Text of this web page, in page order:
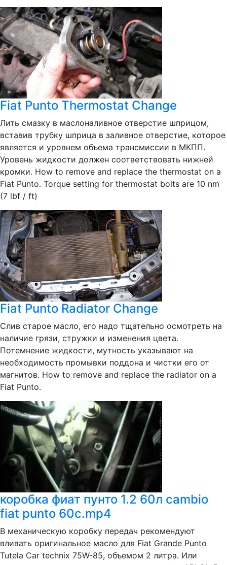
Fiat Punto Thermostat Change
Лить смазку в маслоналивное отверстие шприцом,
вставив трубку шприца в заливное отверстие, которое
является и уровнем объема трансмиссии в МКПП.
Уровень жидкости должен соответствовать нижней
кромки. How to remove and replace the thermostat on a
Fiat Punto. Torque setting for thermostat bolts are 10 nm
(7 lbf / ft)
Fiat Punto Radiator Change
Слив старое масло, его надо тщательно осмотреть на
наличие грязи, стружки и изменения цвета.
Потемнение жидкости, мутность указывают на
необходимость промывки поддона и чистки его от
магнитов. How to remove and replace the radiator on a
Fiat Punto.
коробка фиат пунто 1.2 60л сambio
fiat punto 60c.mp4
В механическую коробку передач рекомендуют
вливать оригинальное масло для Fiat Grande Punto
Tutela Car technix 75W-85, объемом 2 литра. Или